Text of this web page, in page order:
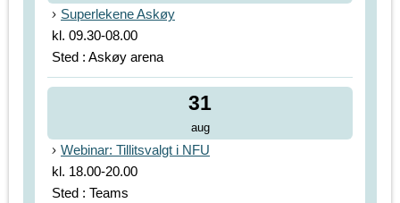
Superlekene Askøy
kl. 09.30-08.00
Sted : Askøy arena
31
aug
Webinar: Tillitsvalgt i NFU
kl. 18.00-20.00
Sted : Teams